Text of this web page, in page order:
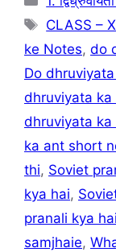
Tags
CLASS –
ke Notes, do
Do
dhruviyata
dhruviyata ka
ka ant short
thi, Soviet
kya hai,
pranali kya
samjhaie,